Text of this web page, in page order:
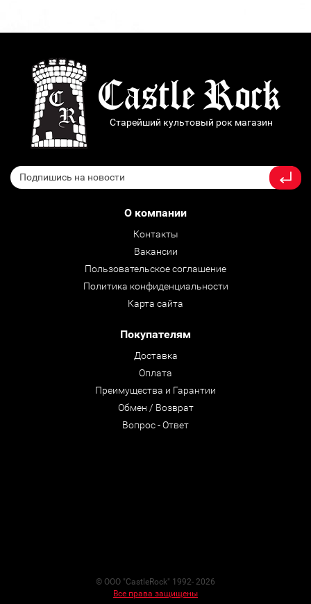
Старейший культовый рок магазин
О компании
Контакты
Вакансии
Пользовательское соглашение
Политика конфиденциальности
Карта сайта
Покупателям
Доставка
Оплата
Преимущества и Гарантии
Обмен / Возврат
Вопрос - Ответ
© ООО "CastleRock" 1992- 2026
Все права защищены